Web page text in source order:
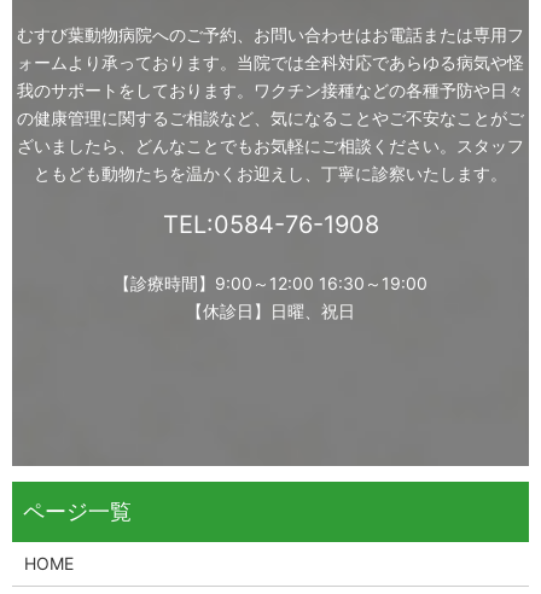
むすび葉動物病院へのご予約、お問い合わせはお電話または専用フ
ォームより承っております。 当院では全科対応であらゆる病気や怪
我のサポートをしております。
ワクチン接種などの各種予防や日々
の健康管理に関するご相談など、 気になることやご不安なことがご
ざいましたら、どんなことでもお気軽にご相談ください。
スタッフ
ともども動物たちを温かくお迎えし、丁寧に診察いたします。
TEL:0584-76-1908
【診療時間】9:00～12:00 16:30～19:00
【休診日】日曜、祝日
HOME